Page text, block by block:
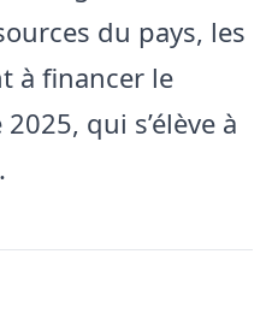
du pays, les
à financer le
qui s’élève à